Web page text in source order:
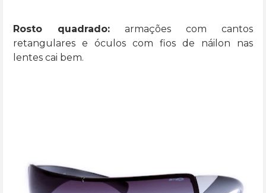
Rosto quadrado: armações com cantos
retangulares e óculos com fios de náilon nas
lentes cai bem.